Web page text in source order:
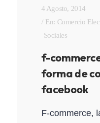
4 Agosto, 2014
En: Comercio
Sociales
f-
forma de
facebook
F-commerce,